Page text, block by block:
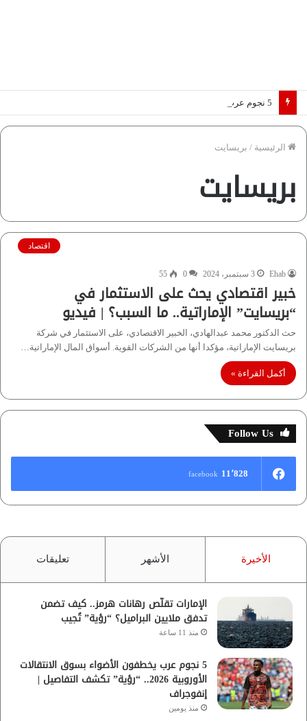
الرئيسية / بريسايت
بريسايت
اقتصاد
Ehab 3 سبتمبر، 2024 0
55
خبير اقتصادي يحث على الاستثمار في
“بريسايت” الإماراتية.. ما السبب؟ | فيديو
حث الدكتور محمد عبدالهادي، الخبير الاقتصادي، على الاستثمار في شركة
بريسايت الإماراتية، مؤكدا أنها من الشركات القوية. أسواق المال الإماراتية…
أكمل القراءة »
Follow Us
11٬828 facebook
الأخيرة الأشهر تعليقات
الإمارات تقلّص رهانات هرمز.. كيف تضمن
تدفق ملايين البراميل؟ “رؤية” تُجيب
منذ 11 ساعة
5 نجوم عرب يخطفون الأضواء بسوق الانتقالات
الأوروبية 2026.. “رؤية” تكشف التفاصيل |
إنفوجراف
منذ يومين